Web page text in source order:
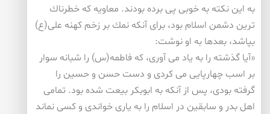
به این نكته به خوبی پی برده بودند. معاویه كه خطرناك
ترین دشمن اسلام بود، برای آنكه نمك بر زخم كهنه علی(ع)
بپاشد، بعدها به او نوشت:
«آیا گذشته را به یاد می آوری، كه فاطمه(س) را شبانه سوار
بر اسب چهارپایی می كردی و دست حسن و حسین را
گرفته بودی، پس از آنكه به ابوبكر بیعت شده بود. تمامی
اهل بدر و سابقین در اسلام را به یاری خواندی و كسی نماند